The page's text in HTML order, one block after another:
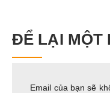
ĐỂ LẠI MỘT
Email của bạn sẽ